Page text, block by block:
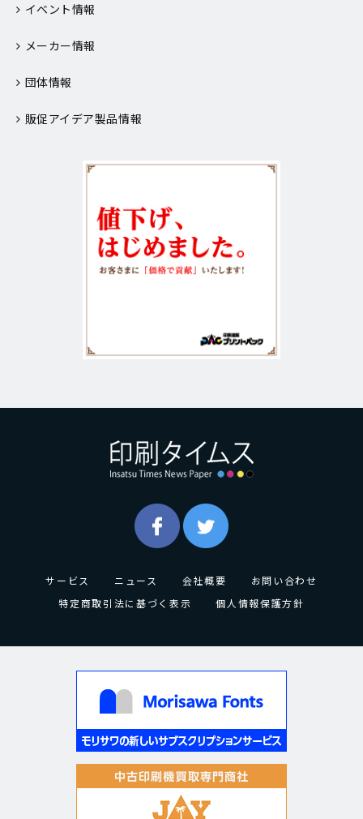
イベント情報
メーカー情報
団体情報
販促アイデア製品情報
サービス ニュース 会社概要
お問い合わせ
特定商取引法に基づく表示
個人情報保護方針